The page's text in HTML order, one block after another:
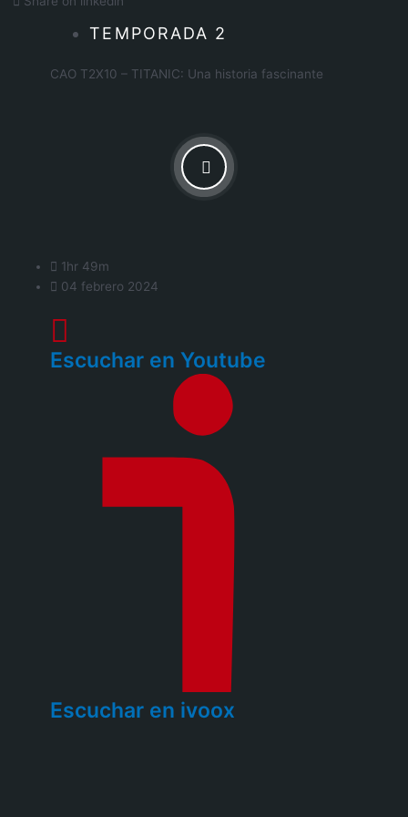
TEMPORADA 2
CAO T2X10 – TITANIC: Una historia fascinante
1hr 49m
04 febrero 2024
Escuchar en Youtube
Escuchar en ivoox